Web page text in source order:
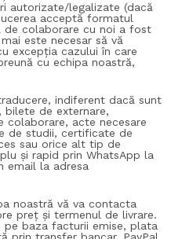
autorizate/legalizate (dacă
acceptă formatul
de colaborare cu noi a fost
este necesar să vă
excepția cazului în care
cu echipa noastră,
indiferent dacă sunt
bilete de externare,
colaborare, acte necesare
de studii, certificate de
sau orice alt tip de
și rapid prin WhatsApp la
email la adresa
noastră vă va contacta
preț și termenul de livrare.
pe baza facturii emise, plata
prin transfer bancar, PayPal